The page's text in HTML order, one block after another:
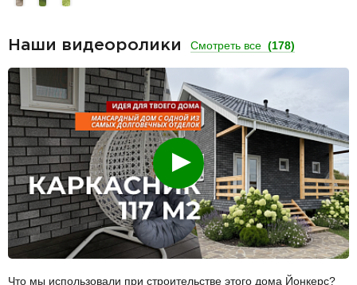
Наши видеоролики Смотреть все (178)
Смотреть
Что мы использовали при строительстве этого дома Йонкерс?